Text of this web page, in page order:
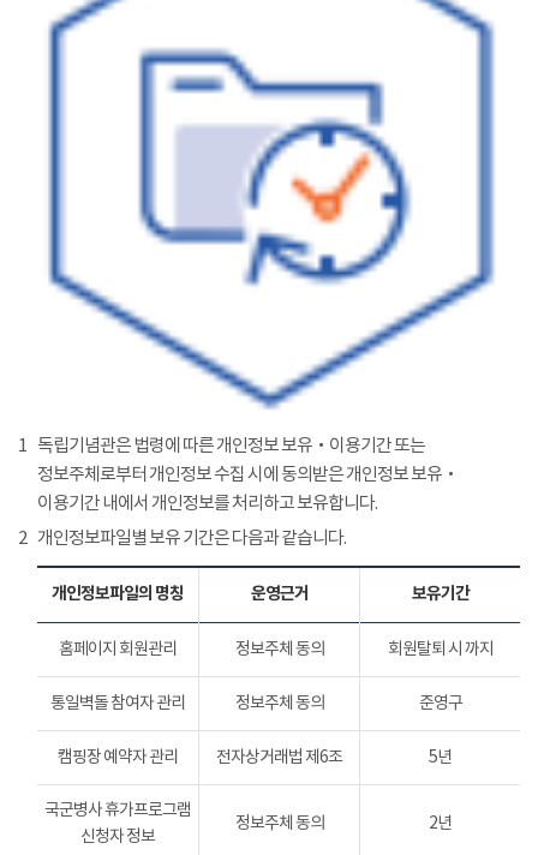
1 독립기념관은 법령에 따른 개인정보 보유‧이용기간 또는
정보주체로부터 개인정보 수집 시에 동의받은 개인정보 보유‧
이용기간 내에서 개인정보를 처리하고 보유합니다.
2 개인정보파일별 보유 기간은 다음과 같습니다.
개인정보파일의 명칭 운영근거 보유기간
홈페이지 회원관리 정보주체 동의 회원탈퇴 시 까지
통일벽돌 참여자 관리 정보주체 동의 준영구
캠핑장 예약자 관리 전자상거래법 제6조 5년
국군병사 휴가프로그램
신청자 정보
정보주체 동의 2년